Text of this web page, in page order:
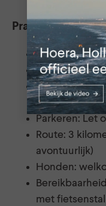
Praktische
Datum:
Tijd:
Startlocatie:
Wassenaarse
Parkeren: Let
Route: 3
avontuurlijk)
Honden:
met